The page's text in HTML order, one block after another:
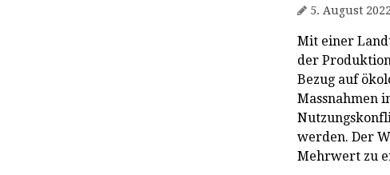
5. August 2022
Mit einer
der
Bezug auf
Massnahmen
werden. Der
Mehrwert zu